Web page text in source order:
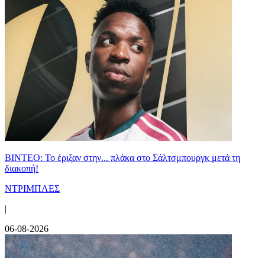
ΒΙΝΤΕΟ: Το έριξαν στην... πλάκα στο Σάλτσμπουργκ μετά τη
διακοπή!
ΝΤΡΙΜΠΛΕΣ
|
06-08-2026